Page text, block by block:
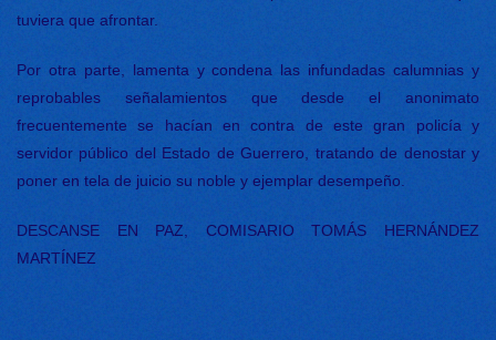
tuviera que afrontar.
Por otra parte, lamenta y condena las infundadas calumnias y
reprobables señalamientos que desde el anonimato
frecuentemente se hacían en contra de este gran policía y
servidor público del Estado de Guerrero, tratando de denostar y
poner en tela de juicio su noble y ejemplar desempeño.
DESCANSE EN PAZ, COMISARIO TOMÁS HERNÁNDEZ
MARTÍNEZ